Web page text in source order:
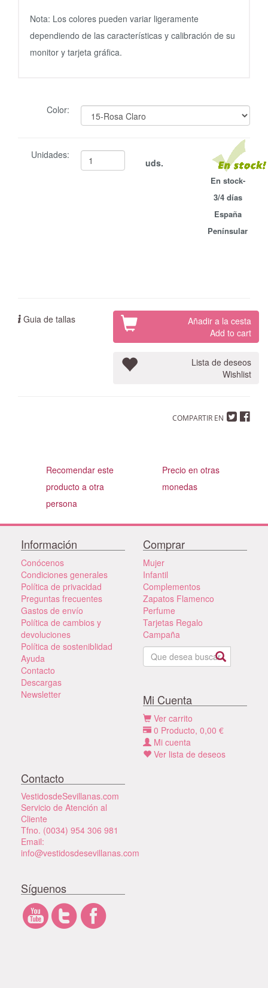
Nota: Los colores pueden variar ligeramente
dependiendo de las características y calibración de su
monitor y tarjeta gráfica.
Color:
Unidades:
uds.
En stock-
3/4 días
España
Penínsular
Guia de tallas
Añadir a la cesta
Add to cart
Lista de deseos
Wishlist
COMPARTIR EN
Recomendar este
producto a otra
persona
Precio en otras
monedas
Información
Conócenos
Condiciones generales
Política de privacidad
Preguntas frecuentes
Gastos de envío
Política de cambios y
devoluciones
Política de sosteniblidad
Ayuda
Contacto
Descargas
Newsletter
Comprar
Mujer
Infantil
Complementos
Zapatos Flamenco
Perfume
Tarjetas Regalo
Campaña
Mi Cuenta
Ver carrito
0 Producto, 0,00 €
Mi cuenta
Ver lista de deseos
Contacto
VestidosdeSevillanas.com
Servicio de Atención al
Cliente
Tfno. (0034) 954 306 981
Email:
info@vestidosdesevillanas.com
Síguenos